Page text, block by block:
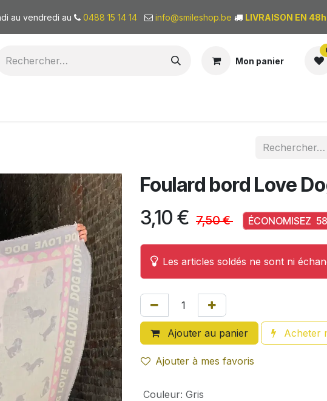
au vendredi au 0488 15 14 14 info@smileshop.be LIVRAISON EN
Mon panier
Foulard bord Love
3,10 € 7,50€ ÉCONOMISEZ 58
Les articles soldés ne sont ni
Ajouter au panier Acheter
Ajouter à mes favoris
Couleur: Gris